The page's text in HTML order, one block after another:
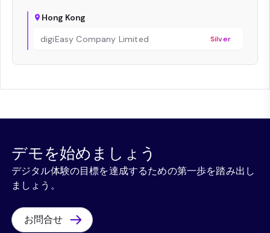
Hong Kong
digiEasy Company Limited
Silver
デモを始めましょう
デジタル体験の目標を達成するための第一歩を踏み出し
ましょう。
お問合せ